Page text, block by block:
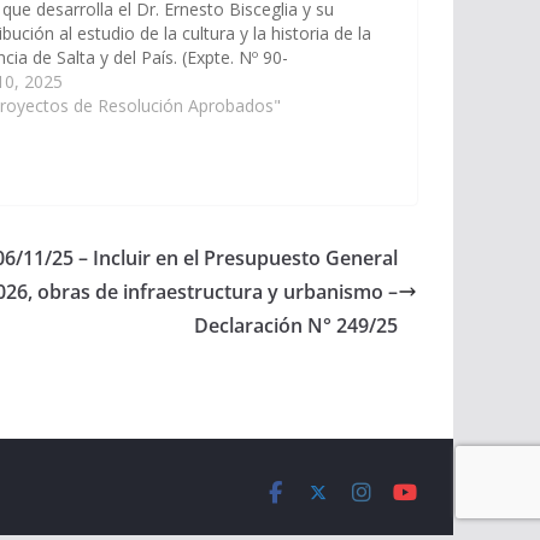
desarrolla el Dr. Ernesto Bisceglia y su
al estudio de la cultura y la historia de la
de Salta y del País. (Expte. Nº 90-
2025 a la Comisión de Educación, Cultura,…
2025
de Resolución Aprobados"
11/25 – Incluir en el Presupuesto General
obras de infraestructura y urbanismo –
Declaración N° 249/25